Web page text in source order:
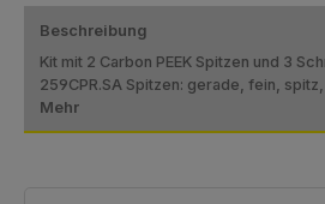
Beschreibung
Kit mit 2 Carbon PEEK Spitzen und 3
259CPR.SA Spitzen: gerade, fein,
Mehr